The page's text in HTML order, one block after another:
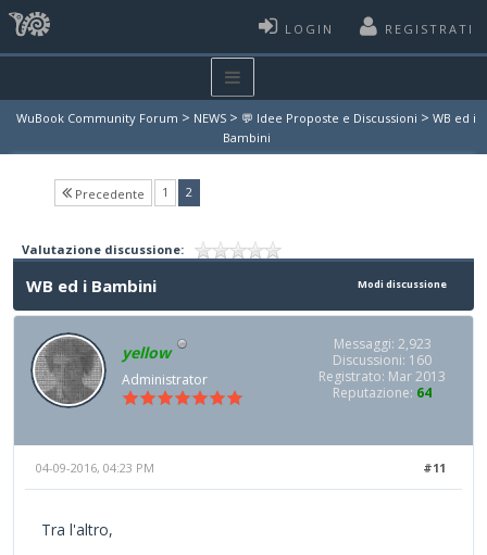
LOGIN REGISTRATI
WuBook Community Forum > NEWS > 💬 Idee Proposte e Discussioni > WB ed i
Bambini
Precedente 1 2(current)
Valutazione discussione:
Modi discussione
WB ed i Bambini
yellow
Administrator
Messaggi: 2,923
Discussioni: 160
Registrato: Mar 2013
Reputazione: 64
#11
04-09-2016, 04:23 PM
Tra l'altro,